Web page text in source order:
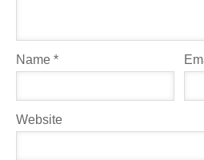
Name *
Website